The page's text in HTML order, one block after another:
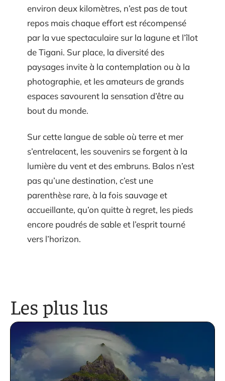
environ deux kilomètres, n’est pas de tout
repos mais chaque effort est récompensé
par la vue spectaculaire sur la lagune et l’îlot
de Tigani. Sur place, la diversité des
paysages invite à la contemplation ou à la
photographie, et les amateurs de grands
espaces savourent la sensation d’être au
bout du monde.
Sur cette langue de sable où terre et mer
s’entrelacent, les souvenirs se forgent à la
lumière du vent et des embruns. Balos n’est
pas qu’une destination, c’est une
parenthèse rare, à la fois sauvage et
accueillante, qu’on quitte à regret, les pieds
encore poudrés de sable et l’esprit tourné
vers l’horizon.
Les plus lus